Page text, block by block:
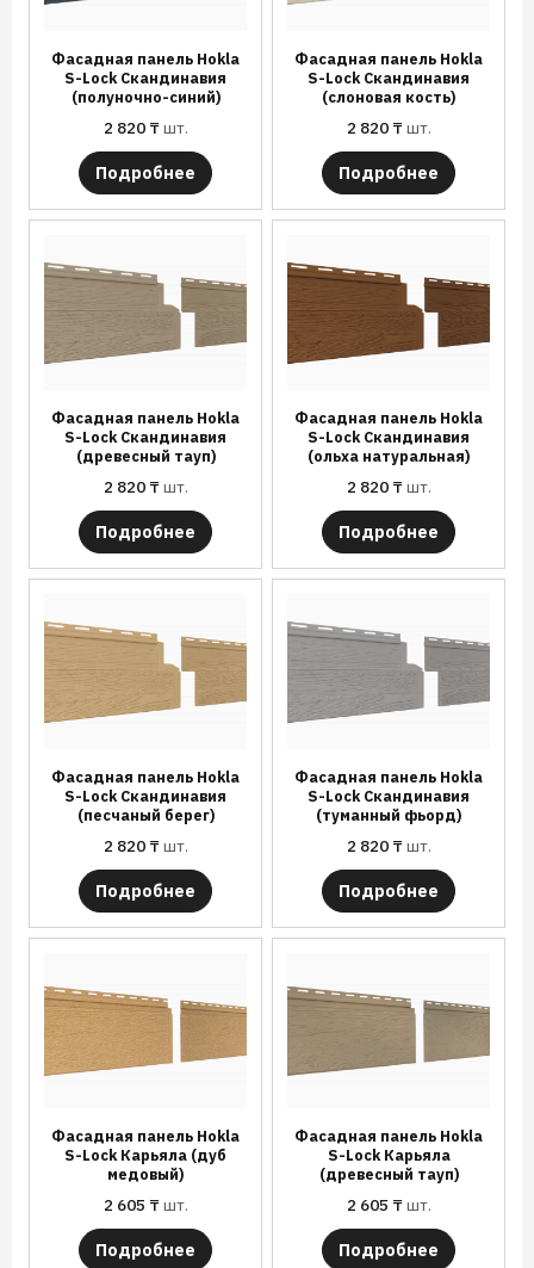
Фасадная панель Hokla
S-Lock Скандинавия
(полуночно-синий)
2 820 ₸шт.
Подробнее
Фасадная панель Hokla
S-Lock Скандинавия
(слоновая кость)
2 820 ₸шт.
Подробнее
Фасадная панель Hokla
S-Lock Скандинавия
(древесный тауп)
2 820 ₸шт.
Подробнее
Фасадная панель Hokla
S-Lock Скандинавия
(ольха натуральная)
2 820 ₸шт.
Подробнее
Фасадная панель Hokla
S-Lock Скандинавия
(песчаный берег)
2 820 ₸шт.
Подробнее
Фасадная панель Hokla
S-Lock Скандинавия
(туманный фьорд)
2 820 ₸шт.
Подробнее
Фасадная панель Hokla
S-Lock Карьяла (дуб
медовый)
2 605 ₸шт.
Подробнее
Фасадная панель Hokla
S-Lock Карьяла
(древесный тауп)
2 605 ₸шт.
Подробнее